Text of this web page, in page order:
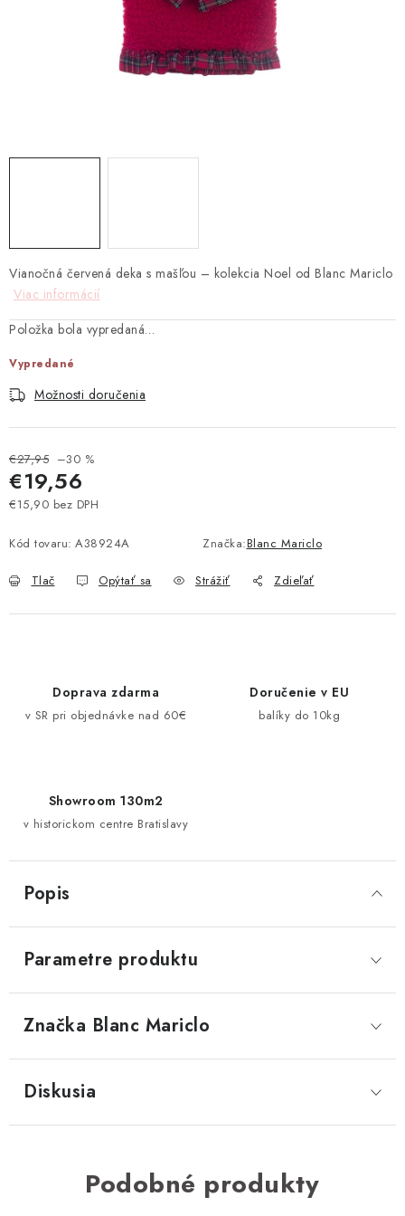
ZNAČKY
Ako nakupovať Doprava a platba
Podmienky ochrany osobných údajov
Návod na údržbu nábytku
Vianočná červená deka s mašľou – kolekcia Noel od Blanc Mariclo
Viac informácií
Položka bola vypredaná…
Vypredané
Možnosti doručenia
€27,95 –30 %
€19,56
€15,90 bez DPH
Kód tovaru: A38924A Značka:Blanc Mariclo
Tlač Opýtať sa Strážiť Zdieľať
Doprava zdarma
v SR pri objednávke nad 60€
Doručenie v EU
balíky do 10kg
Showroom 130m2
v historickom centre Bratislavy
Popis
Parametre produktu
Značka Blanc Mariclo
Diskusia
Podobné produkty